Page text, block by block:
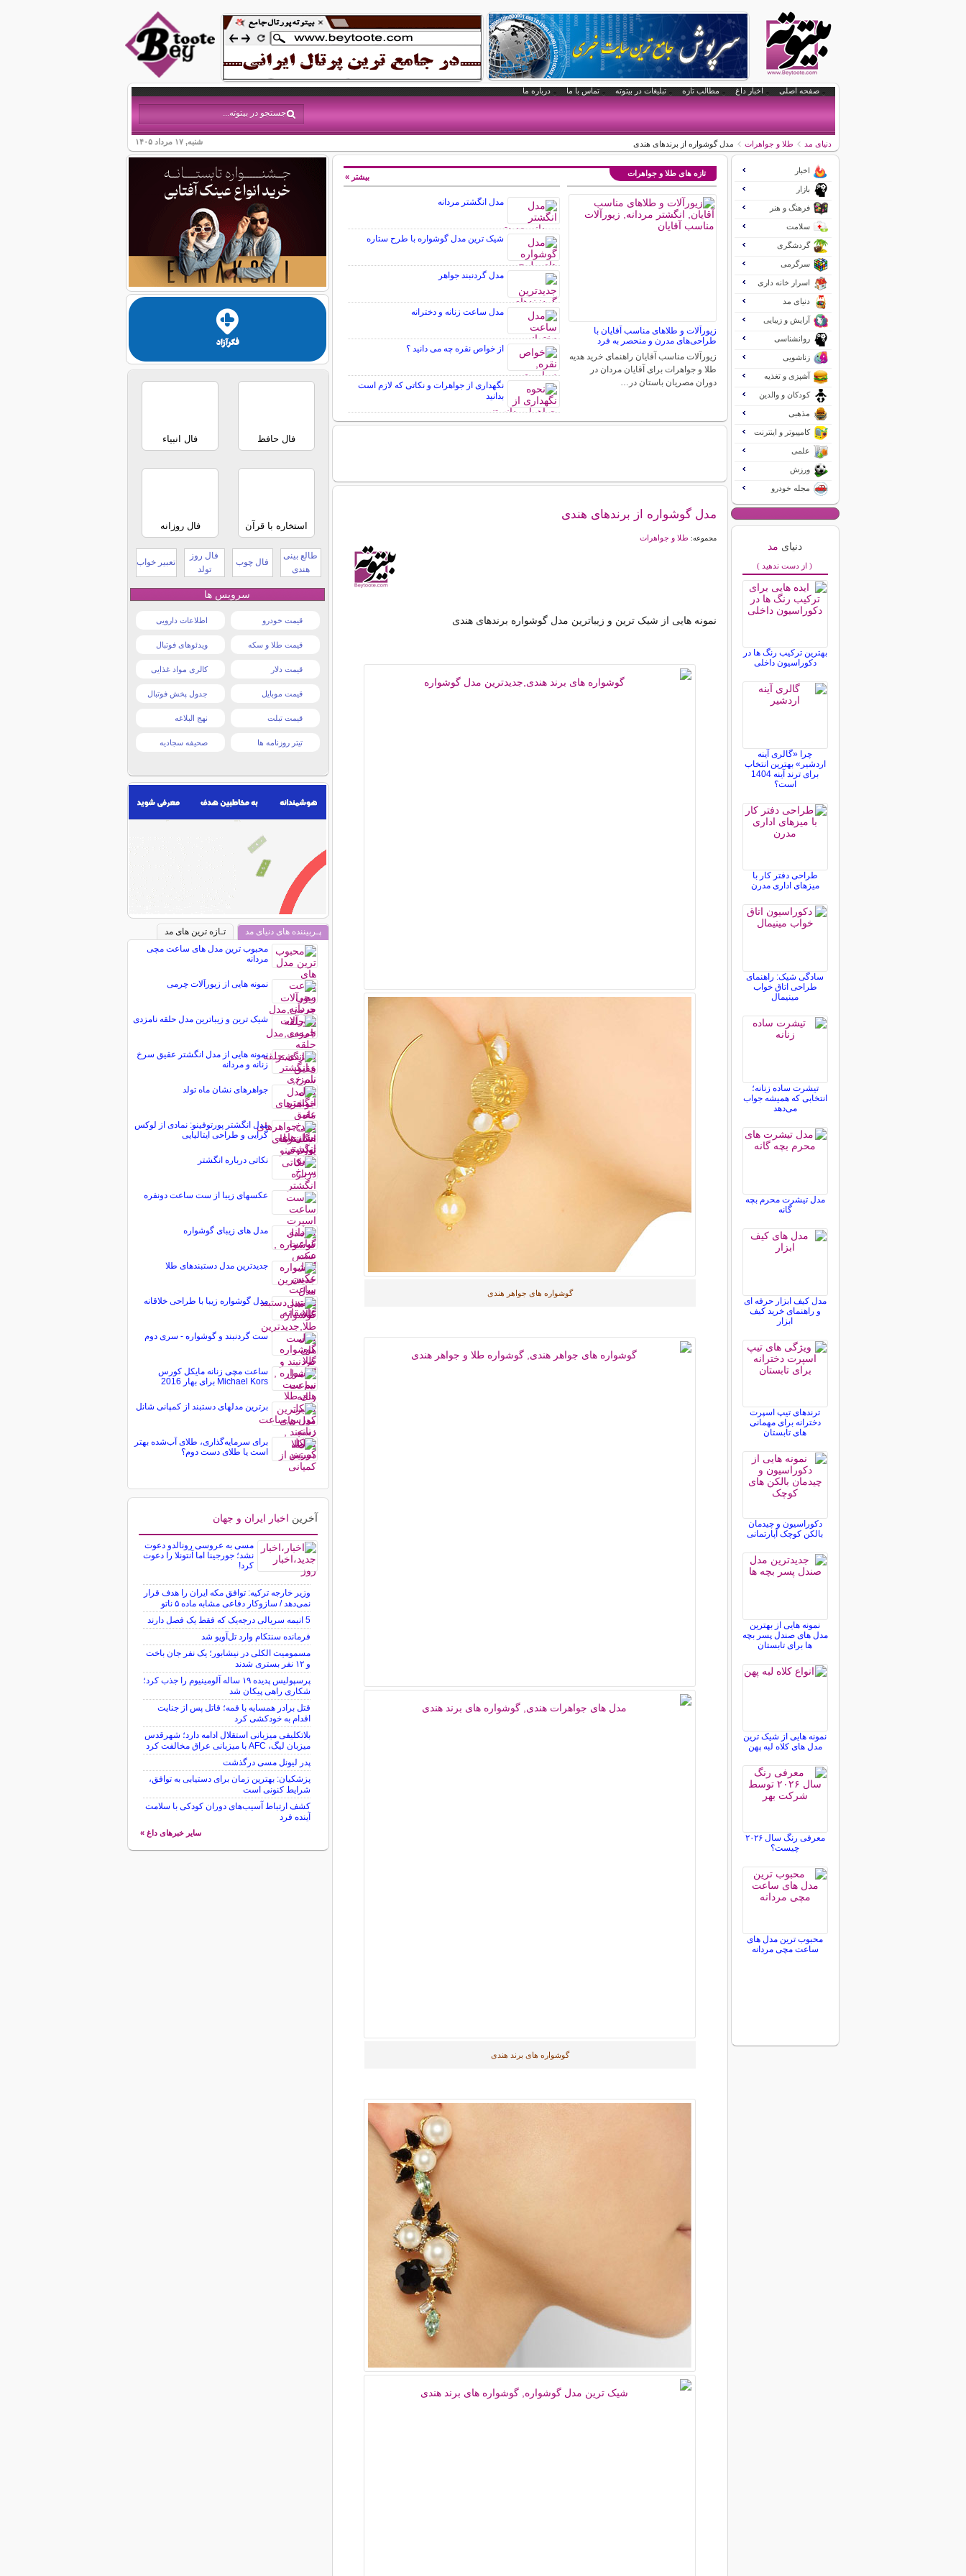
صفحه اصلی اخبار داغ مطالب تازه تبلیغات در بیتوته تماس با ما درباره ما
شنبه, ۱۷ مرداد ۱۴۰۵ دنیای مد طلا و جواهرات مدل گوشواره از برندهای هندی
تازه های طلا و جواهرات
زیورآلات و طلاهای مناسب آقایان با
طراحی‌های مدرن و منحصر به فرد
زیورآلات مناسب آقایان راهنمای خرید هدیه
طلا و جواهرات برای آقایان مردان در
دوران مصریان باستان در…
مدل انگشتر مردانه
شیک ترین مدل گوشواره با طرح ستاره
مدل گردنبند جواهر
مدل ساعت زنانه و دخترانه
از خواص نقره چه می دانید ؟
نگهداری از جواهرات و نکاتی که لازم است
بدانید
بیشتر »
مدل گوشواره از برندهای هندی
مجموعه: طلا و جواهرات
نمونه هایی از شیک ترین و زیباترین مدل گوشواره برندهای هندی
گوشواره های جواهر هندی
گوشواره های برند هندی
اخبار
بازار
فرهنگ و هنر
سلامت
گردشگری
سرگرمی
اسرار خانه داری
دنیای مد
آرایش و زیبایی
روانشناسی
زناشویی
آشپزی و تغذیه
کودکان و والدین
مذهبی
کامپیوتر و اینترنت
علمی
ورزش
مجله خودرو
دنیای مد
( از دست ندهید )
بهترین ترکیب رنگ ها در
دکوراسیون داخلی
چرا «گالری آینه
اردشیر» بهترین انتخاب
برای ترند آینه 1404
است؟
طراحی دفتر کار با
میزهای اداری مدرن
سادگی شیک: راهنمای
طراحی اتاق خواب
مینیمال
تیشرت ساده زنانه؛
انتخابی که همیشه جواب
می‌دهد
مدل تیشرت محرم بچه
گانه
مدل کیف ابزار حرفه ای
و راهنمای خرید کیف
ابزار
ترندهای تیپ اسپرت
دخترانه برای مهمانی
های تابستان
دکوراسیون و چیدمان
بالکن کوچک آپارتمانی
نمونه هایی از بهترین
مدل های صندل پسر بچه
ها برای تابستان
نمونه هایی از شیک ترین
مدل های کلاه لبه پهن
معرفی رنگ سال ۲۰۲۶
چیست؟
محبوب ترین مدل های
ساعت مچی مردانه
فال حافظ فال انبیاء
استخاره با قرآن فال روزانه
طالع بینی
هندی
فال چوب
فال روز
تولد
تعبیر خواب
سرویس ها
قیمت خودرو اطلاعات دارویی
قیمت طلا و سکه ویدئوهای فوتبال
قیمت دلار کالری مواد غذایی
قیمت موبایل جدول پخش فوتبال
قیمت تبلت نهج البلاغه
تیتر روزنامه ها صحیفه سجادیه
پـربیننده های دنیای مد
تـازه ترین های مد
محبوب ترین مدل های ساعت مچی
مردانه
نمونه هایی از زیورآلات چرمی
شیک ترین و زیباترین مدل حلقه نامزدی
نمونه هایی از مدل انگشتر عقیق سرخ
زنانه و مردانه
جواهرهای نشان ماه تولد
مدل انگشتر پورتوفینو: نمادی از لوکس
گرایی و طراحی ایتالیایی
نکاتی درباره انگشتر
عکسهای زیبا از ست ساعت دونفره
مدل های زیبای گوشواره
جدیدترین مدل دستبندهای طلا
مدل گوشواره زیبا با طراحی خلاقانه
ست گردنبند و گوشواره - سری دوم
ساعت مچی زنانه مایکل کورس
Michael Kors برای بهار 2016
برترین مدلهای دستبند از کمپانی شانل
برای سرمایه‌گذاری، طلای آب‌شده بهتر
است یا طلای دست دوم؟
آخرین اخبار ایران و جهان
مسی به عروسی رونالدو دعوت
نشد؛ جورجینا اما آنتونلا را دعوت
کرد!
وزیر خارجه ترکیه: توافق مکه ایران را هدف قرار
نمی‌دهد / سازوکار دفاعی مشابه ماده ۵ ناتو
5 انیمه سریالی درجه‌یک که فقط یک فصل دارند
فرمانده سنتکام وارد تل‌آویو شد
مسمومیت الکلی در نیشابور؛ یک نفر جان باخت
و ۱۲ نفر بستری شدند
پرسپولیس پدیده ۱۹ ساله آلومینیوم را جذب کرد؛
شکاری راهی پیکان شد
قتل برادر همسایه با قمه؛ قاتل پس از جنایت
اقدام به خودکشی کرد
بلاتکلیفی میزبانی استقلال ادامه دارد؛ شهرقدس
میزبان لیگ، AFC با میزبانی عراق مخالفت کرد
پدر لیونل مسی درگذشت
پزشکیان: بهترین زمان برای دستیابی به توافق،
شرایط کنونی است
کشف ارتباط آسیب‌های دوران کودکی با سلامت
آینده فرد
سایر خبرهای داغ »